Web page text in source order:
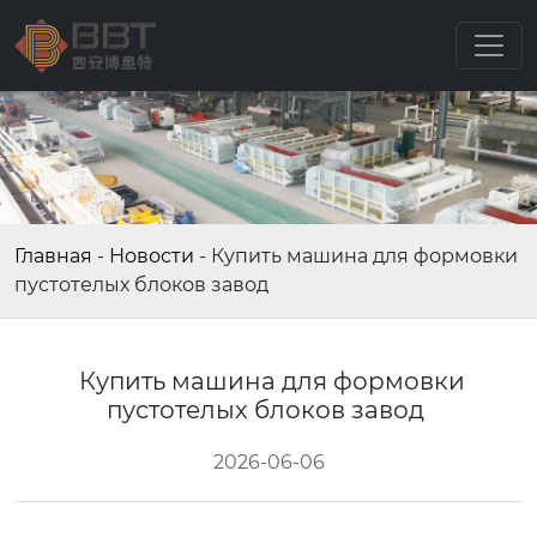
Главная - Новости - Купить машина для формовки
пустотелых блоков завод
Купить машина для формовки
пустотелых блоков завод
2026-06-06